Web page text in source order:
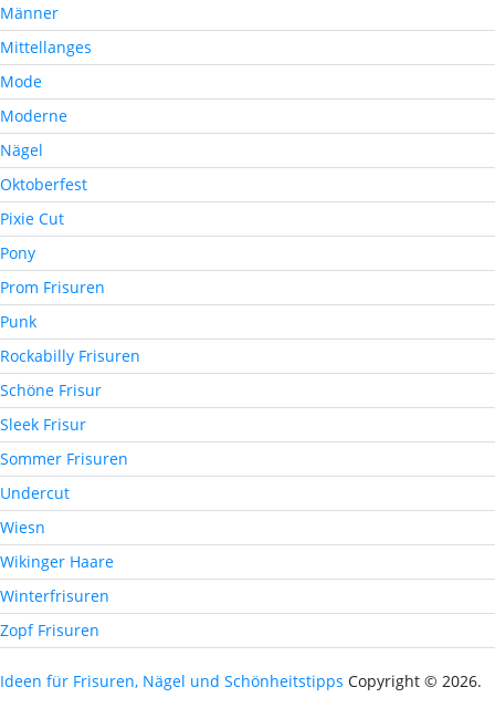
Männer
Mittellanges
Mode
Moderne
Nägel
Oktoberfest
Pixie Cut
Pony
Prom Frisuren
Punk
Rockabilly Frisuren
Schöne Frisur
Sleek Frisur
Sommer Frisuren
Undercut
Wiesn
Wikinger Haare
Winterfrisuren
Zopf Frisuren
Ideen für Frisuren, Nägel und Schönheitstipps Copyright © 2026.